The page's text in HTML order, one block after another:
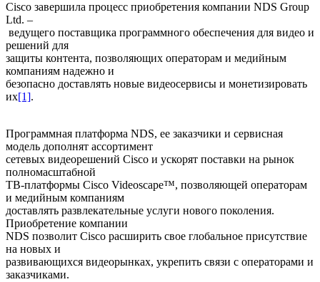
Cisco завершила процесс приобретения компании NDS Group
Ltd. –
ведущего поставщика программного обеспечения для видео и
решений для
защиты контента, позволяющих операторам и медийным
компаниям надежно и
безопасно доставлять новые видеосервисы и монетизировать
их[1].
Программная платформа NDS, ее заказчики и сервисная
модель дополнят ассортимент
сетевых видеорешений Cisco и ускорят поставки на рынок
полномасштабной
ТВ-платформы Cisco Videoscape™, позволяющей операторам
и медийным компаниям
доставлять развлекательные услуги нового поколения.
Приобретение компании
NDS позволит Cisco расширить свое глобальное присутствие
на новых и
развивающихся видеорынках, укрепить связи с операторами и
заказчиками.